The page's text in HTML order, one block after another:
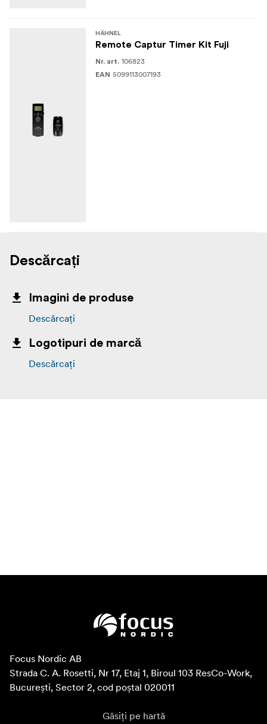
HÄHNEL
Remote Captur Timer Kit Fuji
Nr. art. 106823
EAN 5099113007193
Descărcați
Imagini de produse
Descărcați
Logotipuri de marcă
Descărcați
Focus Nordic AB
Strada C. A. Rosetti, Nr 17, Etaj 1, Biroul 103 ResCo-Work,
București, Sector 2, cod poștal 020011
Găsiți pe hartă